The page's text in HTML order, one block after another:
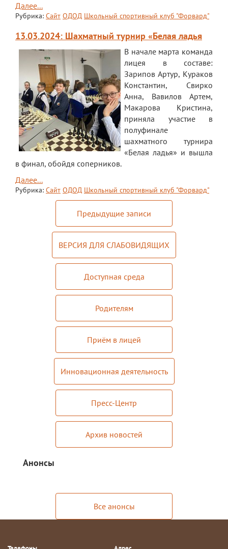
Далее...
Рубрика: Сайт ОДОД Школьный спортивный клуб "Форвард"
13.03.2024: Шахматный турнир «Белая ладья
В начале марта команда
лицея в составе:
Зарипов Артур, Кураков
Константин, Свирко
Анна, Вавилов Артем,
Макарова Кристина,
приняла участие в
полуфинале
шахматного турнира
«Белая ладья» и вышла
в финал, обойдя соперников.
Далее...
Рубрика: Сайт ОДОД Школьный спортивный клуб "Форвард"
Предыдущие записи
ВЕРСИЯ ДЛЯ СЛАБОВИДЯЩИХ
Доступная среда
Родителям
Приём в лицей
Инновационная деятельность
Пресс-Центр
Архив новостей
Анонсы
Все анонсы